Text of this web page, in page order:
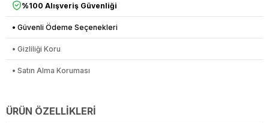
%100 Alışveriş Güvenliği
• Güvenli Ödeme Seçenekleri
• Gizliliği Koru
• Satın Alma Koruması
ÜRÜN ÖZELLIKLERI